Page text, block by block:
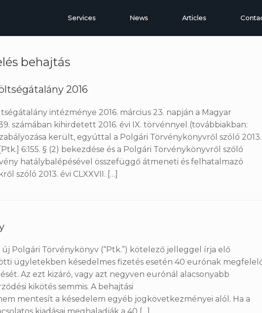
Services News Articles
behajtás
2016
intézménye 2016. március 23. napján a Magyar
számában kihirdetett 2016. évi IX. törvénnyel (továbbiakban:
került, egyúttal a Polgári Törvénykönyvről szóló 2013.
6:155. § (2) bekezdése és a Polgári Törvénykönyvről szóló
hatálybalépésével összefüggő átmeneti és felhatalmazó
szóló 2013. évi CLXXVII. […]
Polgári Törvénykönyv (“Ptk.”) kötelező jelleggel írja elő
ügyletekben késedelmes fizetés esetén 40 eurónak
Az ezt kizáró, vagy azt negyven eurónál alacsonyabb
kikötés semmis. A behajtási
mentesít a késedelem egyéb jogkövetkezményei alól. Ha a